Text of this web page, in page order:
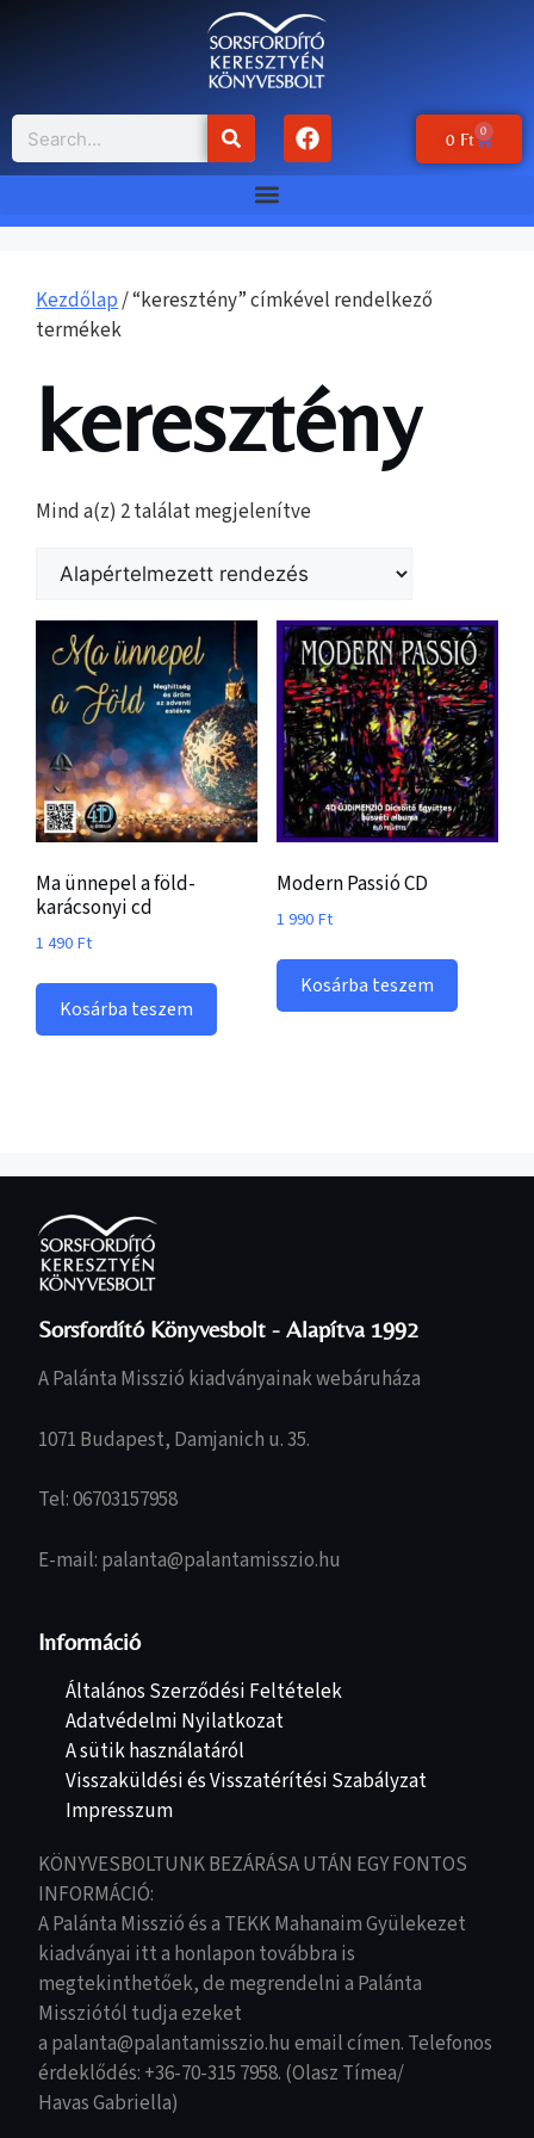
0 Ft 0
Kezdőlap/ “keresztény” címkével rendelkező
termékek
keresztény
Mind a(z) 2 találat megjelenítve
Ma ünnepel a föld-
karácsonyi cd
1 490Ft
Kosárba teszem
Modern Passió CD
1 990Ft
Kosárba teszem
Sorsfordító Könyvesbolt - Alapítva 1992
A Palánta Misszió kiadványainak webáruháza
1071 Budapest, Damjanich u. 35.
Tel: 06703157958
E-mail: palanta@palantamisszio.hu
Információ
Általános Szerződési Feltételek
Adatvédelmi Nyilatkozat
A sütik használatáról
Visszaküldési és Visszatérítési Szabályzat
Impresszum
KÖNYVESBOLTUNK BEZÁRÁSA UTÁN EGY FONTOS
INFORMÁCIÓ:
A Palánta Misszió és a TEKK Mahanaim Gyülekezet
kiadványai itt a honlapon továbbra is
megtekinthetőek, de megrendelni a Palánta
Missziótól tudja ezeket
a palanta@palantamisszio.hu email címen. Telefonos
érdeklődés: +36-70-315 7958. (Olasz Tímea/
Havas Gabriella)